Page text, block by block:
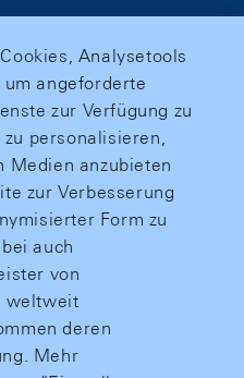
Analysetools
angeforderte
zur Verfügung zu
personalisieren,
Medien anzubieten
zur Verbesserung
Form zu
auch
von
weltweit
deren
Mehr